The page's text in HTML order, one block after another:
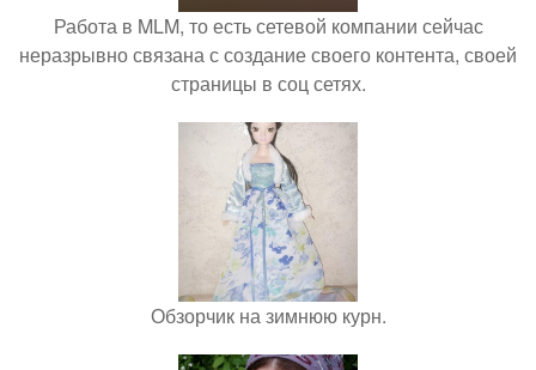
Работа в MLM, то есть сетевой компании сейчас
неразрывно связана с создание своего контента, своей
страницы в соц сетях.
Обзорчик на зимнюю курн.